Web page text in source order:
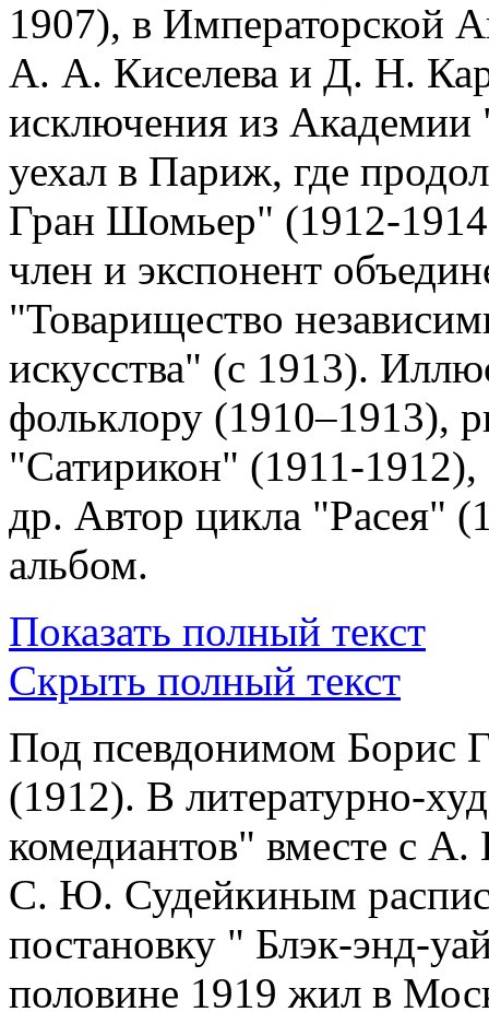
1907), в Императорской
А. А. Киселева и Д. Н.
исключения из Академии
уехал в Париж, где
Гран Шомьер" (1912-
член и экспонент
"Товарищество
искусства" (с 1913).
фольклору (1910–1913),
"Сатирикон" (1911-
др. Автор цикла "Расея"
альбом.
Показать полный текст
Скрыть полный текст
Под псевдонимом Борис
(1912). В литературно-
комедиантов" вместе с
С. Ю. Судейкиным
постановку " Блэк-энд-
половине 1919 жил в